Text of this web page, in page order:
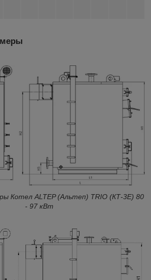
Котел ALTEP (Альтеп) TRIO (КТ-3Е) 80
- 97 кВт